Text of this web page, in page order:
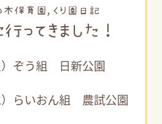
木保育園, くり園日記
ってきました！
）ぞう組 日新公園
）らいおん組 農試公園